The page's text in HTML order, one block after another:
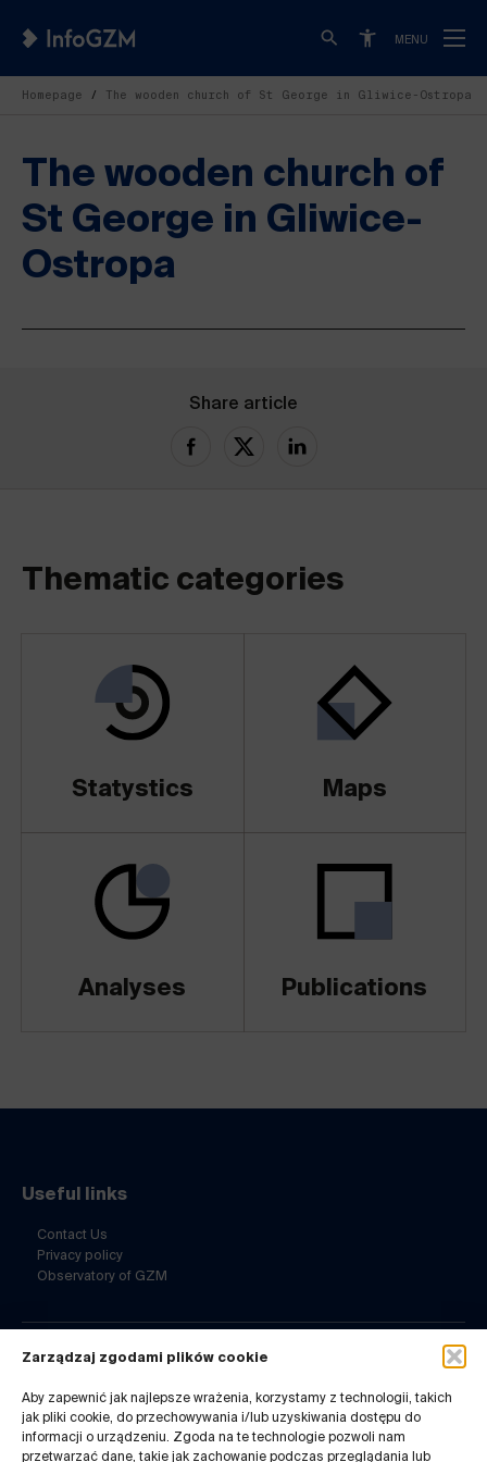
Zarządzaj zgodami plików cookie
Aby zapewnić jak najlepsze wrażenia, korzystamy z technologii, takich
jak pliki cookie, do przechowywania i/lub uzyskiwania dostępu do
informacji o urządzeniu. Zgoda na te technologie pozwoli nam
przetwarzać dane, takie jak zachowanie podczas przeglądania lub
MENU
Homepage The wooden church of St George in Gliwice-Ostropa
The wooden church of
St George in Gliwice-
Ostropa
Share article
Thematic categories
Statystics Maps
Analyses Publications
Contact Us
ul. Barbary 21a
40-053 Katowice
32 7180-741
Useful links
Contact Us
Privacy policy
Observatory of GZM